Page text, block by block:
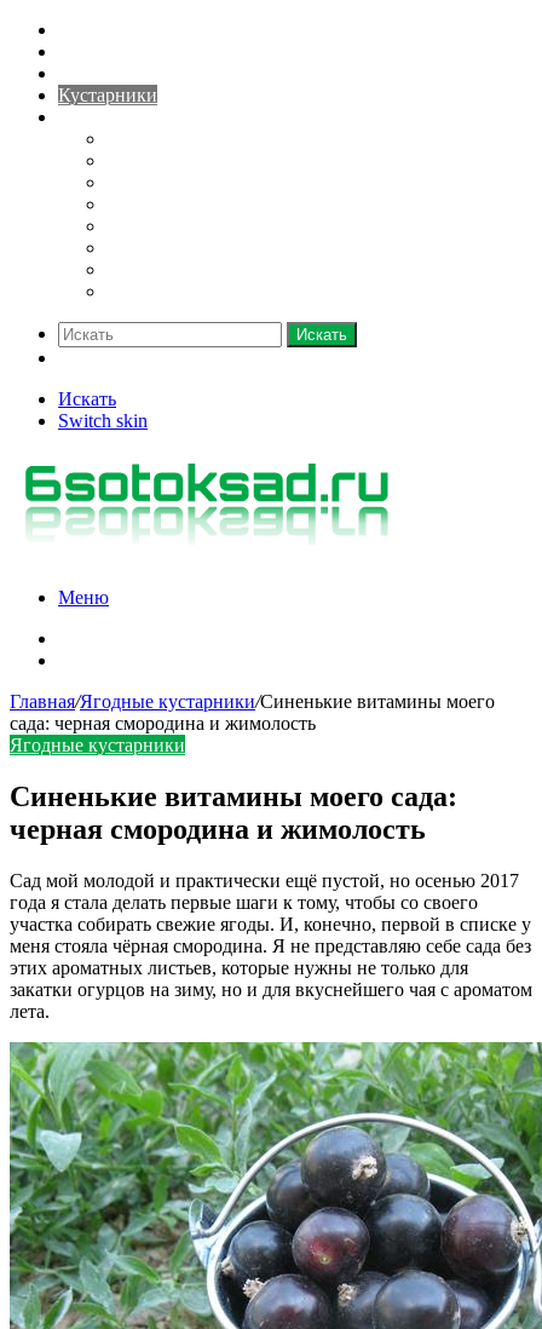
Кустарники
Искать
Искать
Switch skin
Меню
Главная/Ягодные кустарники/Синенькие витамины моего
сада: черная смородина и жимолость
Ягодные кустарники
Синенькие витамины моего сада:
черная смородина и жимолость
Сад мой молодой и практически ещё пустой, но осенью 2017
года я стала делать первые шаги к тому, чтобы со своего
участка собирать свежие ягоды. И, конечно, первой в списке у
меня стояла чёрная смородина. Я не представляю себе сада без
этих ароматных листьев, которые нужны не только для
закатки огурцов на зиму, но и для вкуснейшего чая с ароматом
лета.